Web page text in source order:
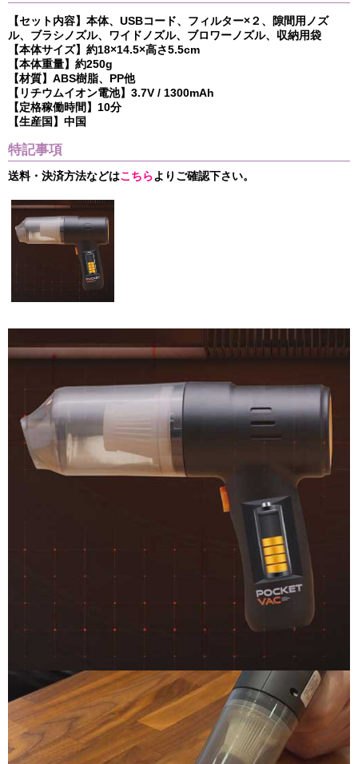
【セット内容】本体、USBコード、フィルター×２、隙間用ノズ
ル、ブラシノズル、ワイドノズル、ブロワーノズル、収納用袋
【本体サイズ】約18×14.5×高さ5.5cm
【本体重量】約250g
【材質】ABS樹脂、PP他
【リチウムイオン電池】3.7V / 1300mAh
【定格稼働時間】10分
【生産国】中国
特記事項
送料・決済方法などはこちらよりご確認下さい。